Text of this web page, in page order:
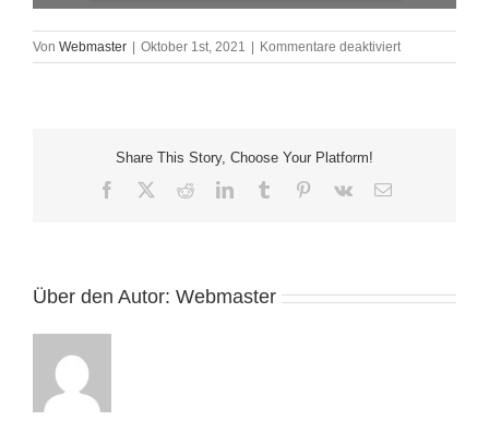
Von Webmaster Oktober 1st, 2021 Kommentare deaktiviertfür
DL-
Share This Story, Choose Your Platform!
Facebook RedditLinkedInTumblr Pinterest
Vk
E-
Über den Autor: Webmaster